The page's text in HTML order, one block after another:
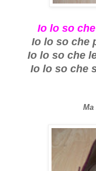
Io lo so
Io lo so che
Io lo so che
Io lo so che